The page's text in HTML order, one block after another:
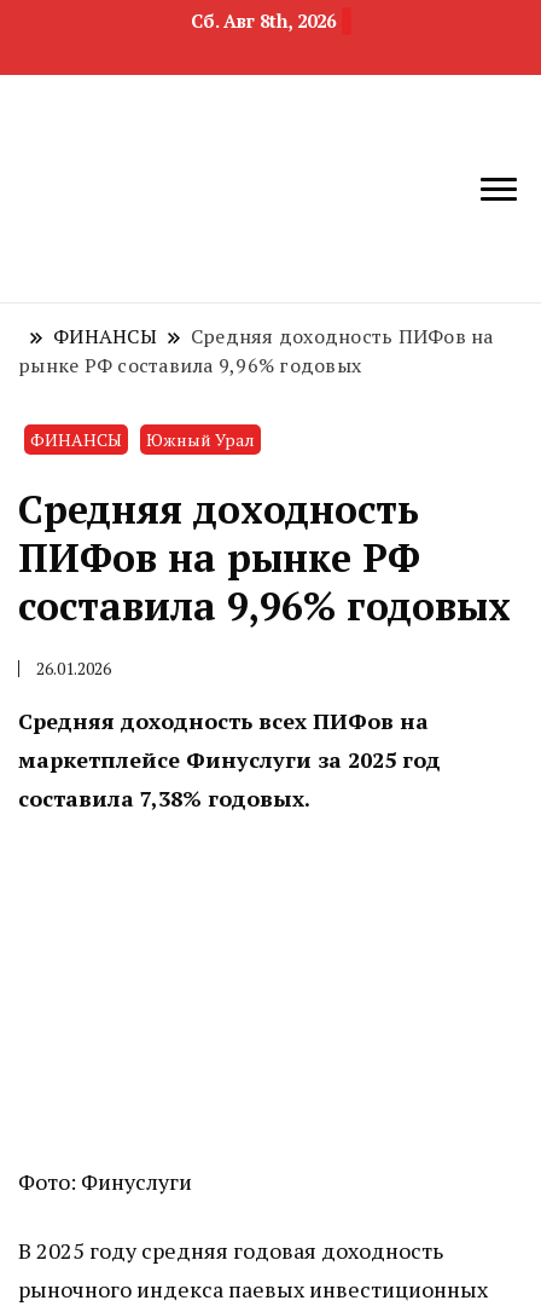
Сб. Авг 8th, 2026
область
недвижимости
ФИНАНСЫ
Cредняя доходность ПИФов на
рынке РФ составила 9,96% годовых
ФИНАНСЫ Южный Урал
Cредняя доходность
ПИФов на рынке РФ
составила 9,96% годовых
26.01.2026
Средняя доходность всех ПИФов на
маркетплейсе Финуслуги за 2025 год
составила 7,38% годовых.
Фото: Финуслуги
В 2025 году средняя годовая доходность
рыночного индекса паевых инвестиционных